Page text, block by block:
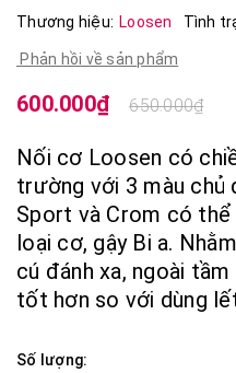
Thương hiệu: Loosen Tình
Phản hồi về sản phẩm
600.000₫ 650.000₫
Nối cơ Loosen có
trường với 3 màu chủ
Sport và Crom có
loại cơ, gậy Bi a.
cú đánh xa, ngoài
tốt hơn so với dùng
Số lượng: